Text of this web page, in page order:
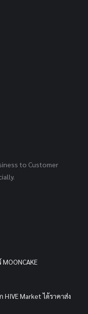
to Customer
HIVE Market ได้ราคาส่ง